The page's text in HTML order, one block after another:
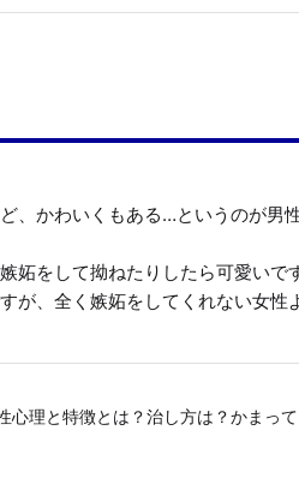
、かわいくもある…というのが男性
妬をして拗ねたりしたら可愛いで
が、全く嫉妬をしてくれない女性
心理と特徴とは？治し方は？かまっ